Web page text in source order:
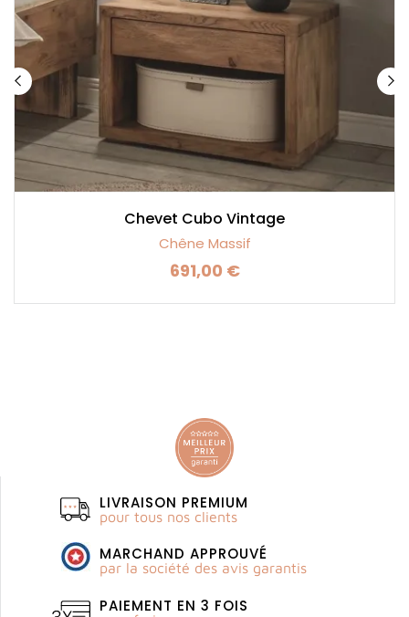
Chevet Cubo Vintage
Chêne Massif
Prix
691,00 €
LIVRAISON PREMIUM
pour tous nos clients
MARCHAND APPROUVÉ
par la société des avis garantis
PAIEMENT EN 3 FOIS